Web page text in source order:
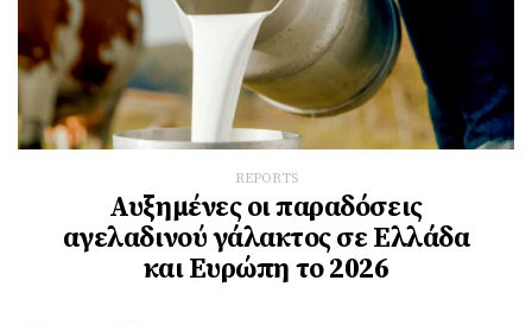
REPORTS
Αυξημένες οι παραδόσεις
αγελαδινού γάλακτος σε Ελλάδα
και Ευρώπη το 2026